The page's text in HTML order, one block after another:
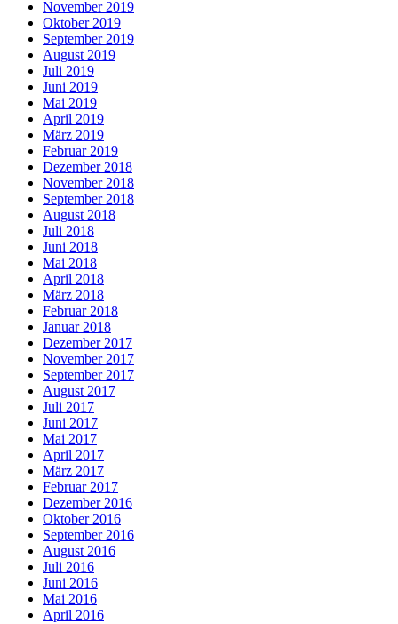
November 2019
Oktober 2019
September 2019
August 2019
Juli 2019
Juni 2019
Mai 2019
April 2019
März 2019
Februar 2019
Dezember 2018
November 2018
September 2018
August 2018
Juli 2018
Juni 2018
Mai 2018
April 2018
März 2018
Februar 2018
Januar 2018
Dezember 2017
November 2017
September 2017
August 2017
Juli 2017
Juni 2017
Mai 2017
April 2017
März 2017
Februar 2017
Dezember 2016
Oktober 2016
September 2016
August 2016
Juli 2016
Juni 2016
Mai 2016
April 2016